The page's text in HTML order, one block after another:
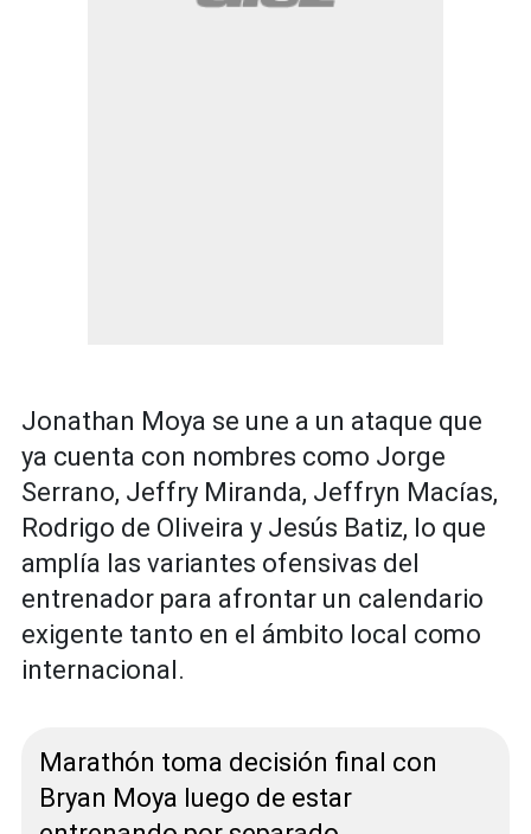
Jonathan Moya se une a un ataque que
ya cuenta con nombres como Jorge
Serrano, Jeffry Miranda, Jeffryn Macías,
Rodrigo de Oliveira y Jesús Batiz, lo que
amplía las variantes ofensivas del
entrenador para afrontar un calendario
exigente tanto en el ámbito local como
internacional.
Marathón toma decisión final con
Bryan Moya luego de estar